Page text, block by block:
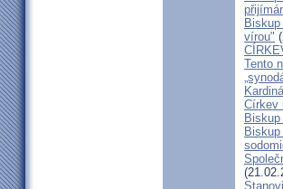
vírou"
Tento
Církev